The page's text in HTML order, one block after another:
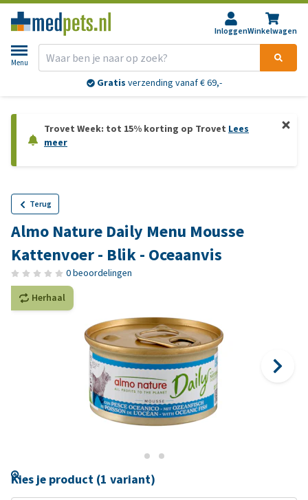
InloggenWinkelwagen
Menu
Gratis verzending vanaf € 69,-
Trovet Week: tot 15% korting op Trovet Lees
meer
Terug
Almo Nature Daily Menu Mousse
Kattenvoer - Blik - Oceaanvis
0 beoordelingen
Herhaal
Kies je product (1 variant)